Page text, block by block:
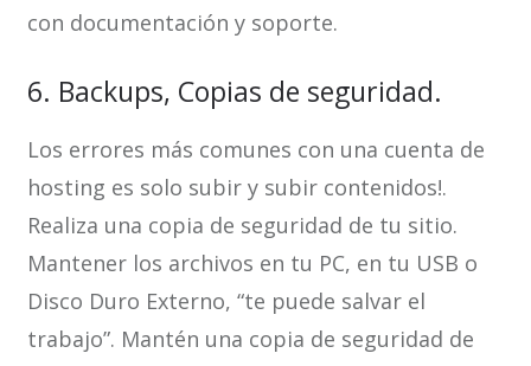
con documentación y soporte.
6. Backups, Copias de seguridad.
Los errores más comunes con una cuenta de
hosting es solo subir y subir contenidos!.
Realiza una copia de seguridad de tu sitio.
Mantener los archivos en tu PC, en tu USB o
Disco Duro Externo, “te puede salvar el
trabajo”. Mantén una copia de seguridad de